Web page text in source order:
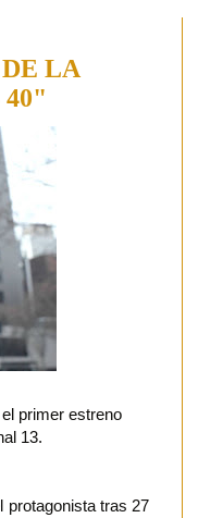
LA
40"
primer estreno
13.
protagonista tras 27